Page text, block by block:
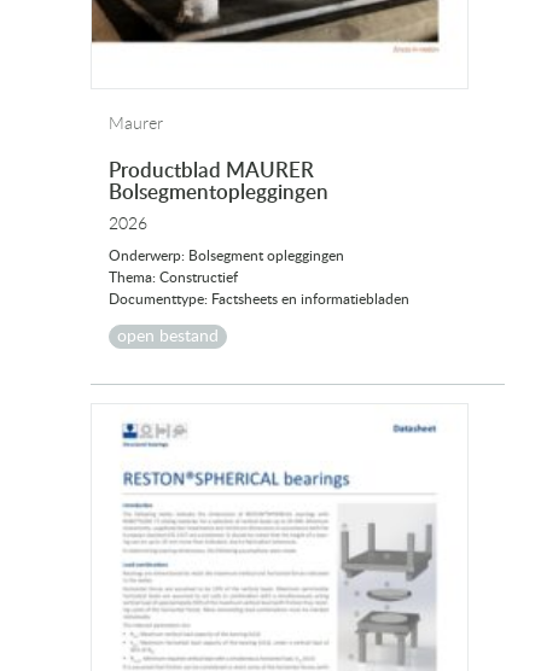
Maurer
Productblad MAURER
Bolsegmentopleggingen
2026
Onderwerp: Bolsegment opleggingen
Thema: Constructief
Documenttype: Factsheets en informatiebladen
open bestand